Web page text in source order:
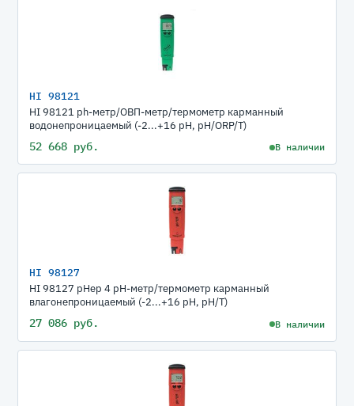
HI 98121
HI 98121 ph-метр/ОВП-метр/термометр карманный
водонепроницаемый (-2...+16 pH, pH/ORP/T)
52 668 руб. В наличии
HI 98127
HI 98127 pHep 4 рН-метр/термометр карманный
влагонепроницаемый (-2...+16 pH, pH/T)
27 086 руб. В наличии